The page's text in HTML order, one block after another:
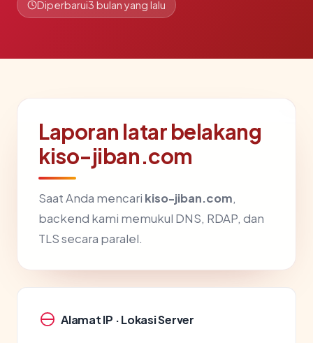
Diperbarui3 bulan yang lalu
Laporan latar belakang
kiso-jiban.com
Saat Anda mencari kiso-jiban.com,
backend kami memukul DNS, RDAP, dan
TLS secara paralel.
Alamat IP · Lokasi Server